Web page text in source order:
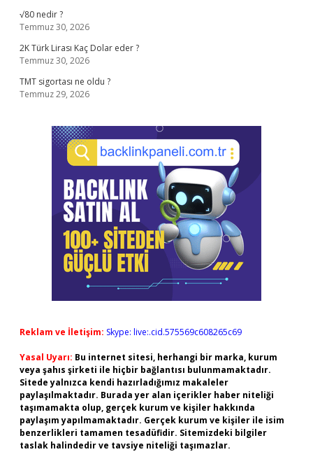
√80 nedir ?
Temmuz 30, 2026
2K Türk Lirası Kaç Dolar eder ?
Temmuz 30, 2026
TMT sigortası ne oldu ?
Temmuz 29, 2026
Reklam ve İletişim: Skype: live:.cid.575569c608265c69
Yasal Uyarı: Bu internet sitesi, herhangi bir marka, kurum
veya şahıs şirketi ile hiçbir bağlantısı bulunmamaktadır.
Sitede yalnızca kendi hazırladığımız makaleler
paylaşılmaktadır. Burada yer alan içerikler haber niteliği
taşımamakta olup, gerçek kurum ve kişiler hakkında
paylaşım yapılmamaktadır. Gerçek kurum ve kişiler ile isim
benzerlikleri tamamen tesadüfidir. Sitemizdeki bilgiler
taslak halindedir ve tavsiye niteliği taşımazlar.